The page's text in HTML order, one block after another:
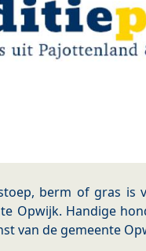
berm of gras is
Opwijk. Handige
van de gemeente